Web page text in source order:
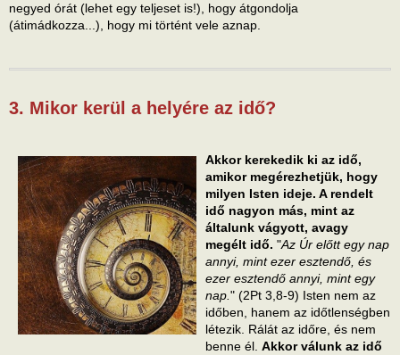
negyed órát (lehet egy teljeset is!), hogy átgondolja
(átimádkozza...), hogy mi történt vele aznap.
3. Mikor kerül a helyére az idő?
Akkor kerekedik ki az idő,
amikor megérezhetjük, hogy
milyen Isten ideje. A rendelt
idő nagyon más, mint az
általunk vágyott, avagy
megélt idő. "Az Úr előtt egy nap
annyi, mint ezer esztendő, és
ezer esztendő annyi, mint egy
nap." (2Pt 3,8-9) Isten nem az
időben, hanem az időtlenségben
létezik. Rálát az időre, és nem
benne él. Akkor válunk az idő